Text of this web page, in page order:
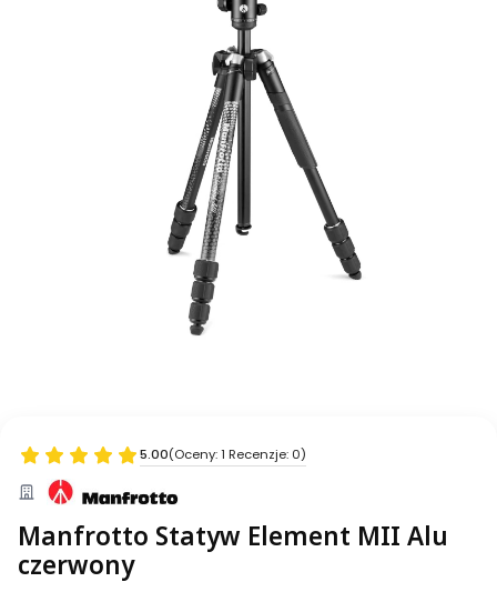
5.00(Oceny: 1 Recenzje: 0)
Manfrotto Statyw Element MII Alu
czerwony